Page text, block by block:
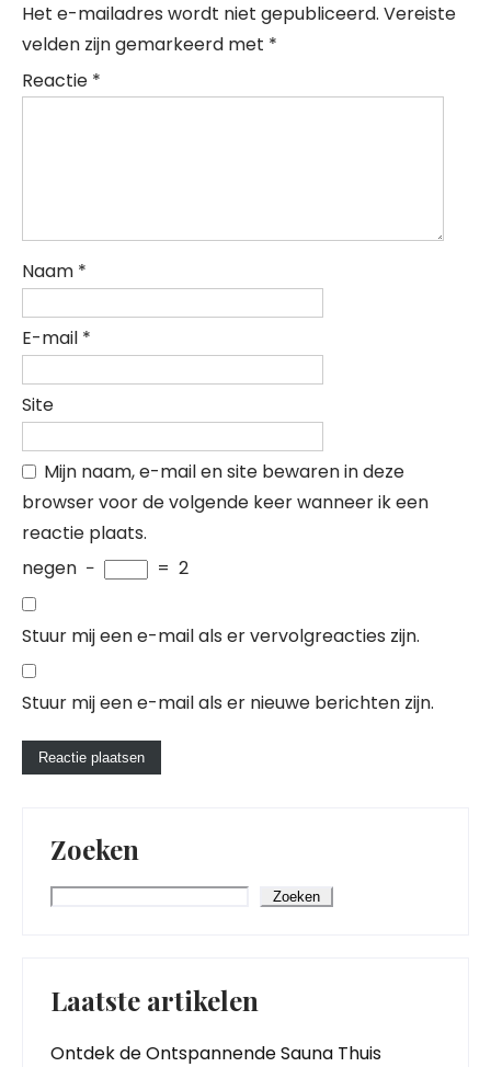
Het e-mailadres wordt niet gepubliceerd. Vereiste
velden zijn gemarkeerd met *
Reactie *
Naam *
E-mail *
Site
Mijn naam, e-mail en site bewaren in deze
browser voor de volgende keer wanneer ik een
reactie plaats.
negen − = 2
Stuur mij een e-mail als er vervolgreacties zijn.
Stuur mij een e-mail als er nieuwe berichten zijn.
Zoeken
Zoeken
Laatste artikelen
Ontdek de Ontspannende Sauna Thuis